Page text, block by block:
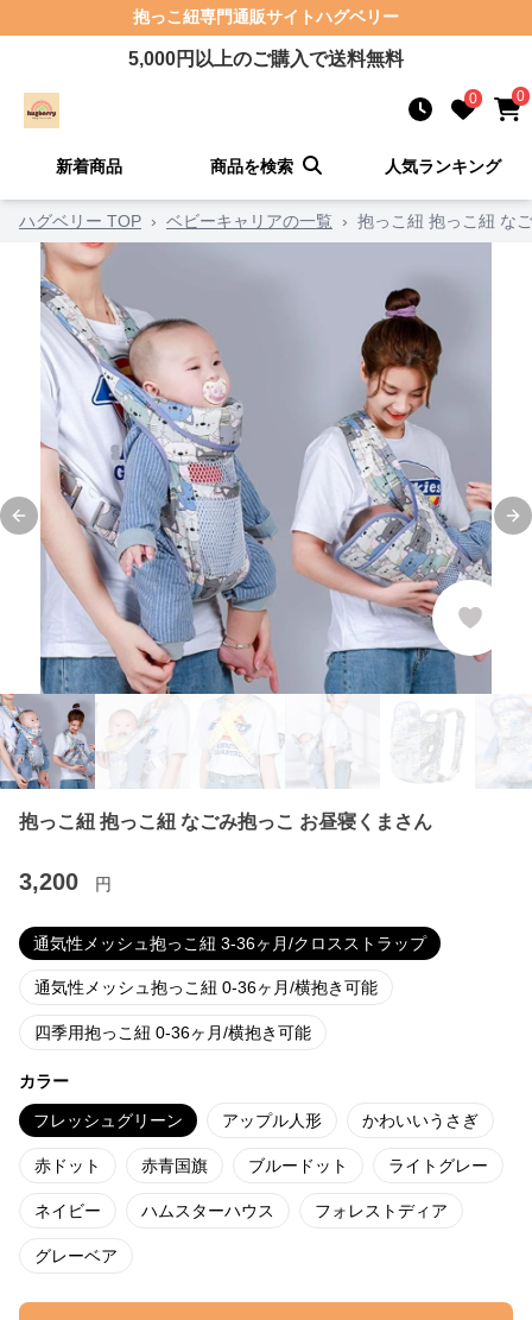
抱っこ紐専門通販サイトハグベリー
5,000円以上のご購入で送料無料
0 0
新着商品 商品を検索 人気ランキング
ハグベリー TOP › ベビーキャリアの一覧 › 抱っこ紐 抱っこ紐 な
Previous slide
抱っこ紐 抱っこ紐 なごみ抱っこ お昼寝くまさん
3,200 円
通気性メッシュ抱っこ紐 3-36ヶ月/クロスストラップ
通気性メッシュ抱っこ紐 0-36ヶ月/横抱き可能
四季用抱っこ紐 0-36ヶ月/横抱き可能
カラー
フレッシュグリーン アップル人形 かわいいうさぎ
赤ドット 赤青国旗 ブルードット ライトグレー
ネイビー ハムスターハウス フォレストディア
グレーベア